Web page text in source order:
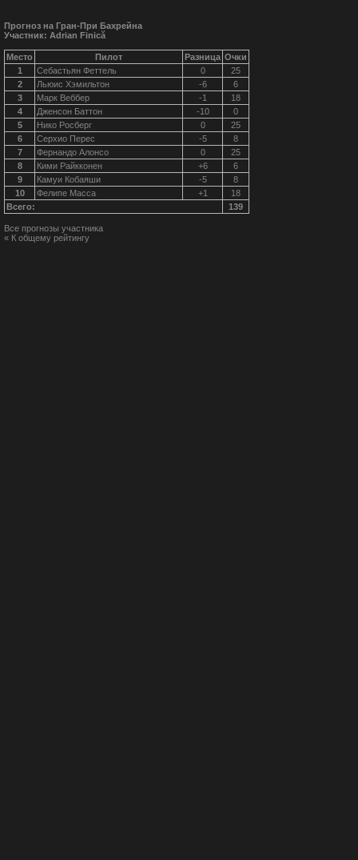
Прогноз на Гран-При Бахрейна
Участник: Adrian Finică
Место Пилот Разница Очки
1
Себастьян Феттель 0
25
2
Льюис Хэмильтон -6
6
3
Марк Веббер -1
18
4
Дженсон Баттон -10
0
5
Нико Росберг 0
25
6
Серхио Перес -5
8
7
Фернандо Алонсо 0
25
8
Кими Райкконен +6
6
9
Камуи Кобаяши -5
8
10
Фелипе Масса +1
18
Всего:
139
Все прогнозы участника
« К общему рейтингу